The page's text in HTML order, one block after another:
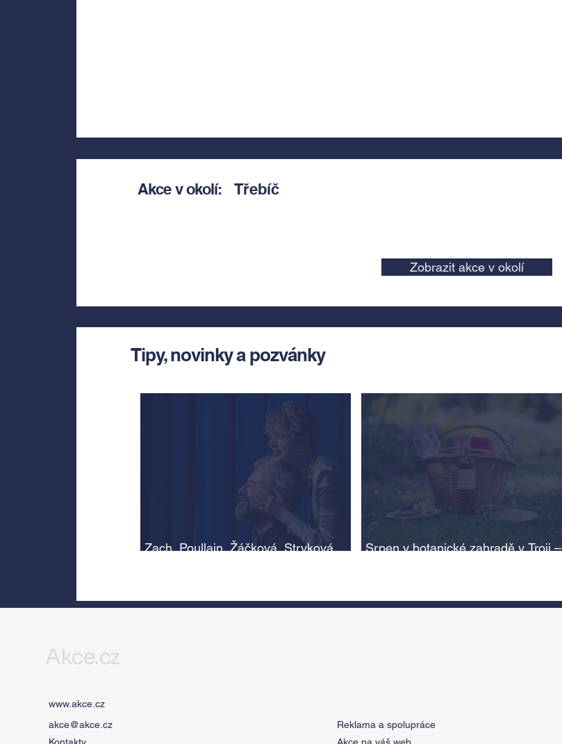
Akce v okolí: Třebíč
Zobrazit akce v okolí
Tipy, novinky a pozvánky
Zach, Poullain, Žáčková, Stryková,
Srpen v botanické zahradě v Troji –
Akce.cz
www.akce.cz
akce@akce.cz
Reklama a spolupráce